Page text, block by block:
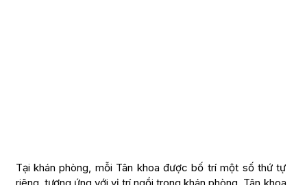
Tại khán phòng, mỗi Tân khoa được bố trí một số thứ tự